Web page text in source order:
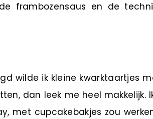
frambozensaus en de
wilde ik kleine kwarktaartjes
dan leek me heel
met cupcakebakjes zou